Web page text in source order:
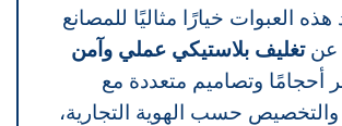
العبوات خيارًا مثاليًا للمصانع
عنتغليف بلاستيكي عملي وآمن
أحجامًا وتصاميم متعددة مع
والتخصيص حسب الهوية التجارية،